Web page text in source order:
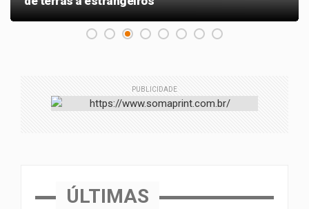
PUBLICIDADE
ÚLTIMAS